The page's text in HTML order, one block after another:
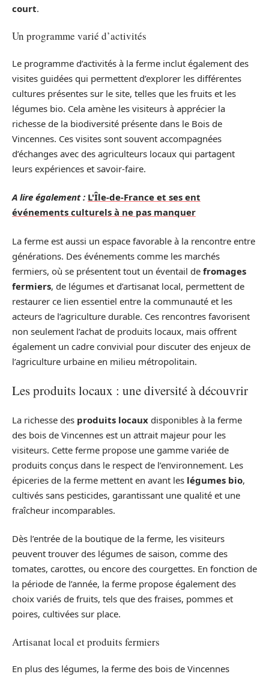
court.
Un programme varié d’activités
Le programme d’activités à la ferme inclut également des
visites guidées qui permettent d’explorer les différentes
cultures présentes sur le site, telles que les fruits et les
légumes bio. Cela amène les visiteurs à apprécier la
richesse de la biodiversité présente dans le Bois de
Vincennes. Ces visites sont souvent accompagnées
d’échanges avec des agriculteurs locaux qui partagent
leurs expériences et savoir-faire.
A lire également : L'Île-de-France et ses ent
événements culturels à ne pas manquer
La ferme est aussi un espace favorable à la rencontre entre
générations. Des événements comme les marchés
fermiers, où se présentent tout un éventail de fromages
fermiers, de légumes et d’artisanat local, permettent de
restaurer ce lien essentiel entre la communauté et les
acteurs de l’agriculture durable. Ces rencontres favorisent
non seulement l’achat de produits locaux, mais offrent
également un cadre convivial pour discuter des enjeux de
l’agriculture urbaine en milieu métropolitain.
Les produits locaux : une diversité à découvrir
La richesse des produits locaux disponibles à la ferme
des bois de Vincennes est un attrait majeur pour les
visiteurs. Cette ferme propose une gamme variée de
produits conçus dans le respect de l’environnement. Les
épiceries de la ferme mettent en avant les légumes bio,
cultivés sans pesticides, garantissant une qualité et une
fraîcheur incomparables.
Dès l’entrée de la boutique de la ferme, les visiteurs
peuvent trouver des légumes de saison, comme des
tomates, carottes, ou encore des courgettes. En fonction de
la période de l’année, la ferme propose également des
choix variés de fruits, tels que des fraises, pommes et
poires, cultivées sur place.
Artisanat local et produits fermiers
En plus des légumes, la ferme des bois de Vincennes